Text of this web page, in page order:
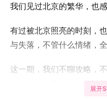
我们见过北京的繁华，也
有过被北京照亮的时刻，
与失落，不管什么情绪，
这一期，我们不聊攻略，
们的讲述，带你，也带我
展开